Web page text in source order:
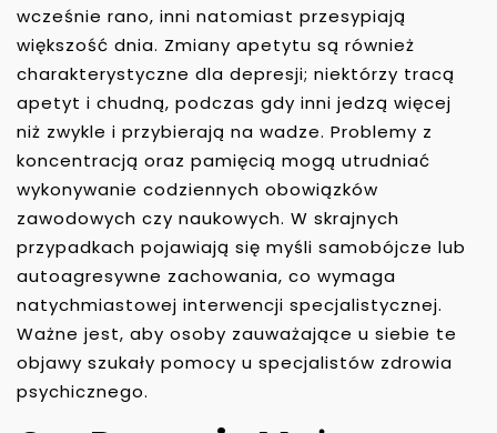
wcześnie rano, inni natomiast przesypiają
większość dnia. Zmiany apetytu są również
charakterystyczne dla depresji; niektórzy tracą
apetyt i chudną, podczas gdy inni jedzą więcej
niż zwykle i przybierają na wadze. Problemy z
koncentracją oraz pamięcią mogą utrudniać
wykonywanie codziennych obowiązków
zawodowych czy naukowych. W skrajnych
przypadkach pojawiają się myśli samobójcze lub
autoagresywne zachowania, co wymaga
natychmiastowej interwencji specjalistycznej.
Ważne jest, aby osoby zauważające u siebie te
objawy szukały pomocy u specjalistów zdrowia
psychicznego.